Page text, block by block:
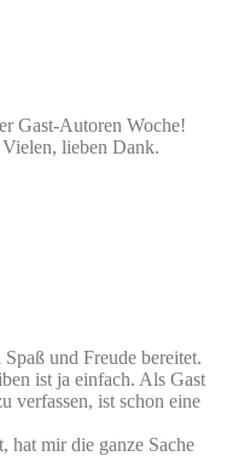
Gast-Autoren Woche!
lieben Dank.
und Freude bereitet.
ist ja einfach. Als Gast
verfassen, ist schon eine
hat mir die ganze Sache